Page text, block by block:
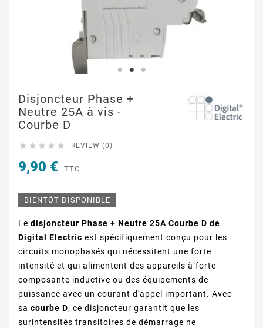
Disjoncteur Phase +
Neutre 25A à vis -
Courbe D
     REVIEW (0)
9,90 € TTC
BIENTÔT DISPONIBLE
Le disjoncteur Phase + Neutre 25A Courbe D de
Digital Electric est spécifiquement conçu pour les
circuits monophasés qui nécessitent une forte
intensité et qui alimentent des appareils à forte
composante inductive ou des équipements de
puissance avec un courant d'appel important. Avec
sa courbe D, ce disjoncteur garantit que les
surintensités transitoires de démarrage ne